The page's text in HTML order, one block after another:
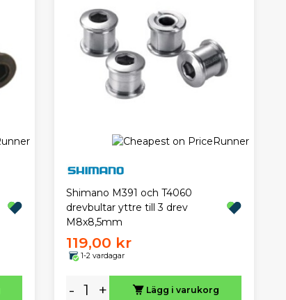
Shimano M391 och T4060
drevbultar yttre till 3 drev
M8x8,5mm
119,00 kr
1-2 vardagar
- + Lägg i varukorg